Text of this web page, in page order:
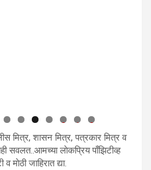
0 1
2
मित्र, शासन मित्र, पत्रकार मित्र व
सवलत..आमच्या लाेकप्रिय पाँझिटीव्ह
माेठी जाहिरात द्या.